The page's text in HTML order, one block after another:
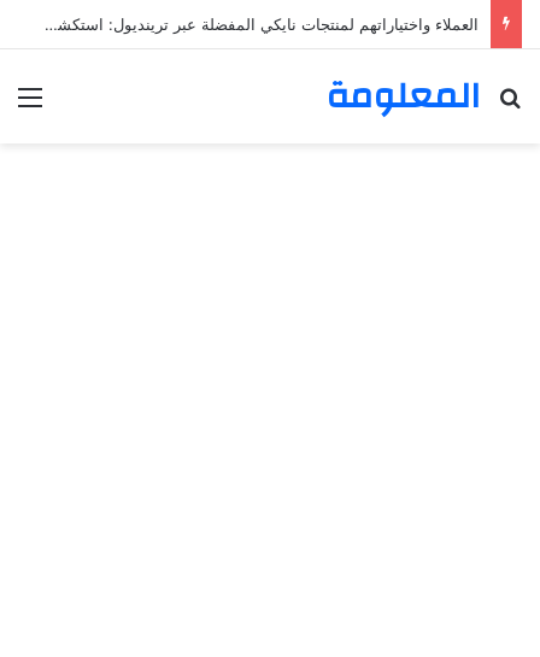
العملاء واختياراتهم لمنتجات نايكي المفضلة عبر ترينديول: استكشاف رحلة التسوق الذكي.
المعلومة
بحث عن